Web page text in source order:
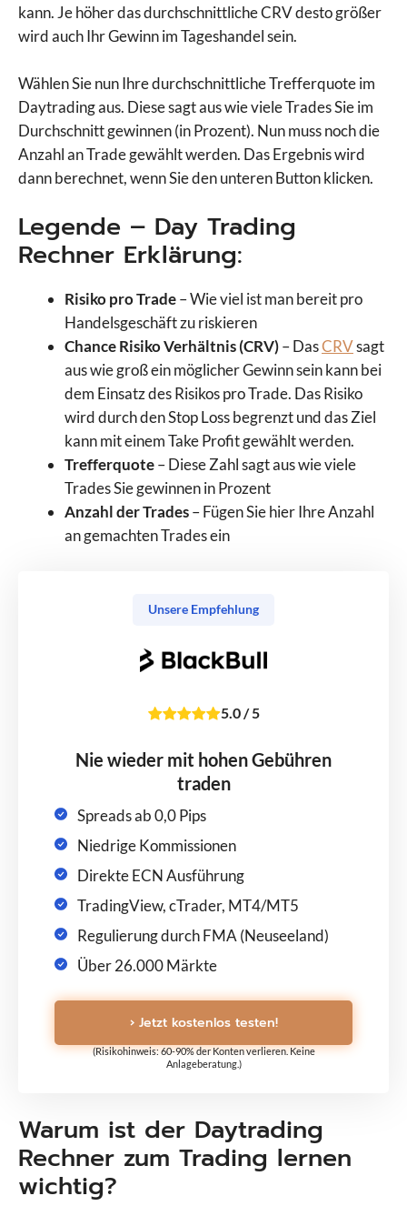
kann. Je höher das durchschnittliche CRV desto größer
wird auch Ihr Gewinn im Tageshandel sein.
Wählen Sie nun Ihre durchschnittliche Trefferquote im
Daytrading aus. Diese sagt aus wie viele Trades Sie im
Durchschnitt gewinnen (in Prozent). Nun muss noch die
Anzahl an Trade gewählt werden. Das Ergebnis wird
dann berechnet, wenn Sie den unteren Button klicken.
Legende – Day Trading
Rechner Erklärung:
Risiko pro Trade– Wie viel ist man bereit pro
Handelsgeschäft zu riskieren
Chance Risiko Verhältnis (CRV)– DasCRVsagt
aus wie groß ein möglicher Gewinn sein kann bei
dem Einsatz des Risikos pro Trade. Das Risiko
wird durch den Stop Loss begrenzt und das Ziel
kann mit einem Take Profit gewählt werden.
Trefferquote– Diese Zahl sagt aus wie viele
Trades Sie gewinnen in Prozent
Anzahl der Trades– Fügen Sie hier Ihre Anzahl
an gemachten Trades ein
Unsere Empfehlung
5.0 / 5
Nie wieder mit hohen Gebühren
traden
Spreads ab 0,0 Pips
Niedrige Kommissionen
Direkte ECN Ausführung
TradingView, cTrader, MT4/MT5
Regulierung durch FMA (Neuseeland)
Über 26.000 Märkte
› Jetzt kostenlos testen!
(Risikohinweis: 60-90% der Konten verlieren. Keine
Anlageberatung.)
Warum ist der Daytrading
Rechner zum Trading lernen
wichtig?